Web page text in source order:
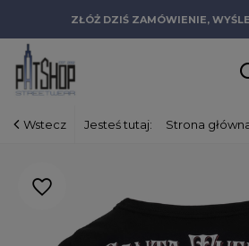
ZŁÓŻ DZIŚ ZAMÓWIENIE,
Wstecz Jesteś tutaj: Strona